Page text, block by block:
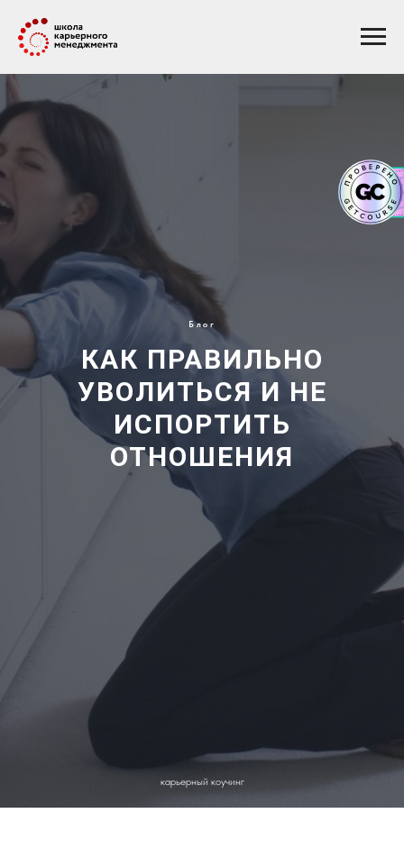
Блог
КАК ПРАВИЛЬНО
УВОЛИТЬСЯ И НЕ
ИСПОРТИТЬ
ОТНОШЕНИЯ
карьерный коучинг